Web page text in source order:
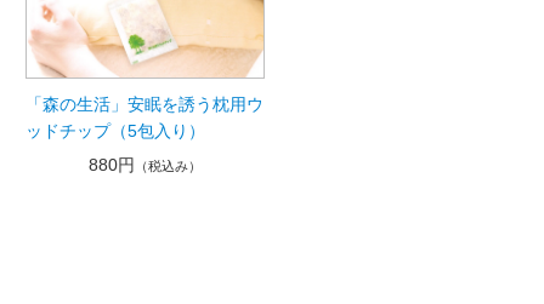
「森の生活」安眠を誘う枕用ウ
ッドチップ（5包入り）
880円
（税込み）